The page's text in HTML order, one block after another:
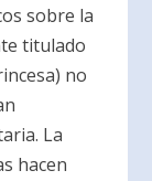
sobre la
titulado
no
La
hacen